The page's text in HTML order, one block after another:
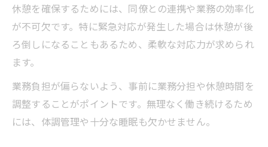
休憩を確保するためには、同僚との連携や業務の効率化
が不可欠です。特に緊急対応が発生した場合は休憩が後
ろ倒しになることもあるため、柔軟な対応力が求められ
ます。
業務負担が偏らないよう、事前に業務分担や休憩時間を
調整することがポイントです。無理なく働き続けるため
には、体調管理や十分な睡眠も欠かせません。